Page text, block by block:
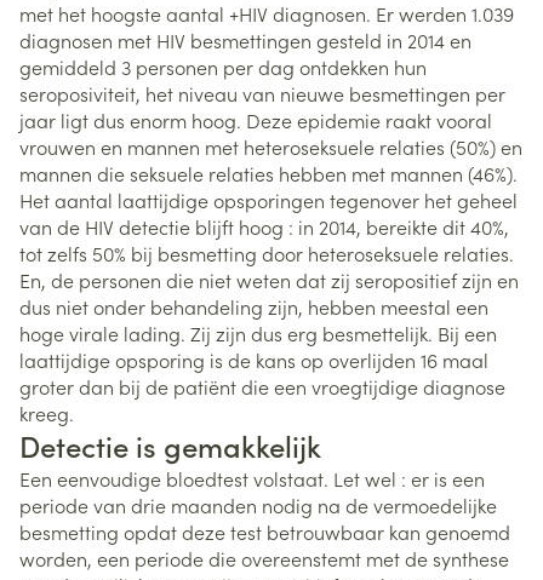
met het hoogste aantal +HIV diagnosen. Er werden 1.039
diagnosen met HIV besmettingen gesteld in 2014 en
gemiddeld 3 personen per dag ontdekken hun
seroposiviteit, het niveau van nieuwe besmettingen per
jaar ligt dus enorm hoog. Deze epidemie raakt vooral
vrouwen en mannen met heteroseksuele relaties (50%) en
mannen die seksuele relaties hebben met mannen (46%).
Het aantal laattijdige opsporingen tegenover het geheel
van de HIV detectie blijft hoog : in 2014, bereikte dit 40%,
tot zelfs 50% bij besmetting door heteroseksuele relaties.
En, de personen die niet weten dat zij seropositief zijn en
dus niet onder behandeling zijn, hebben meestal een
hoge virale lading. Zij zijn dus erg besmettelijk. Bij een
laattijdige opsporing is de kans op overlijden 16 maal
groter dan bij de patiënt die een vroegtijdige diagnose
kreeg.
Detectie is gemakkelijk
Een eenvoudige bloedtest volstaat. Let wel : er is een
periode van drie maanden nodig na de vermoedelijke
besmetting opdat deze test betrouwbaar kan genoemd
worden, een periode die overeenstemt met de synthese